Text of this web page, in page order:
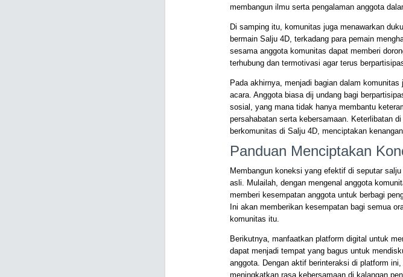
membangun ilmu serta pengalaman anggota
Di samping itu, komunitas juga menawarkan
bermain Salju 4D, terkadang para pemain
sesama anggota komunitas dapat memberi
terhubung dan termotivasi agar terus
Pada akhirnya, menjadi bagian dalam
acara. Anggota biasa dij undang bagi
sosial, yang mana tidak hanya membantu
persahabatan serta kebersamaan. Keterlibatan
berkomunitas di Salju 4D, menciptakan
Panduan Menciptakan
Membangun koneksi yang efektif di seputar
asli. Mulailah, dengan mengenal anggota
memberi kesempatan anggota untuk berbagi
Ini akan memberikan kesempatan bagi semua
komunitas itu.
Berikutnya, manfaatkan platform digital untuk
dapat menjadi tempat yang bagus untuk
anggota. Dengan aktif berinteraksi di platform
meningkatkan rasa kebersamaan di kalangan